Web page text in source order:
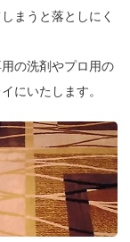
まうと落としにく
の洗剤やプロ用の
にいたします。